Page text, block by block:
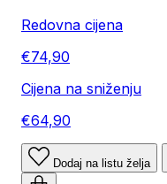
Redovna cijena
€74,90
Cijena na sniženju
€64,90
Dodaj na listu želja